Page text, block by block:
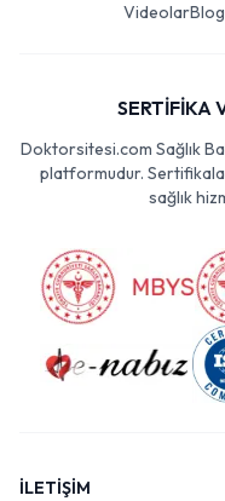
VideolarBlog
SERTİFİKA
Doktorsitesi.com Sağlık
platformudur.
sağlık
İLETİŞİM